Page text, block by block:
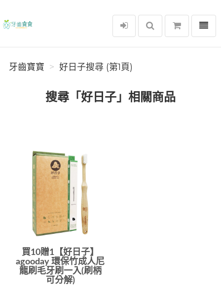
牙齒寶寶
選單
牙齒寶寶 好日子搜尋 (第1頁)
搜尋「好日子」相關商品
買10贈1【好日子】
agooday 環保竹成人尼
龍刷毛牙刷一入(刷柄
可分解)